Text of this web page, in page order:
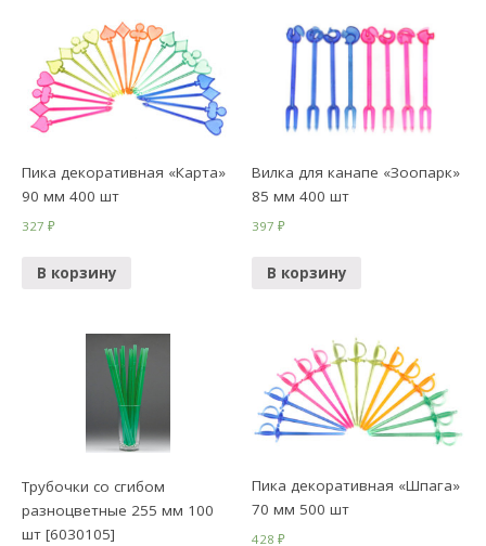
Пика декоративная «Карта»
90 мм 400 шт
327₽
В корзину
Вилка для канапе «Зоопарк»
85 мм 400 шт
397₽
В корзину
Трубочки со сгибом
разноцветные 255 мм 100
шт [6030105]
Пика декоративная «Шпага»
70 мм 500 шт
428₽